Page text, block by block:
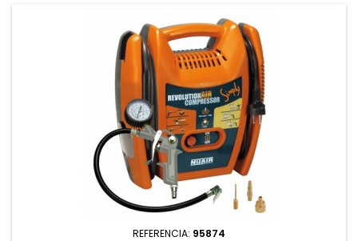
REFERENCIA: 95874